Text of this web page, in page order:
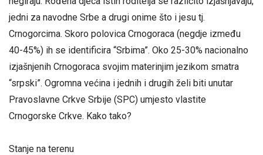
jedni za navodne Srbe a drugi onime što i jesu tj.
Crnogorcima. Skoro polovica Crnogoraca (negdje između
40-45%) ih se identificira “Srbima”. Oko 25-30% nacionalno
izjašnjenih Crnogoraca svojim materinjim jezikom smatra
“srpski”. Ogromna većina i jednih i drugih želi biti unutar
Pravoslavne Crkve Srbije (SPC) umjesto vlastite
Crnogorske Crkve. Kako tako?
Stanje na terenu